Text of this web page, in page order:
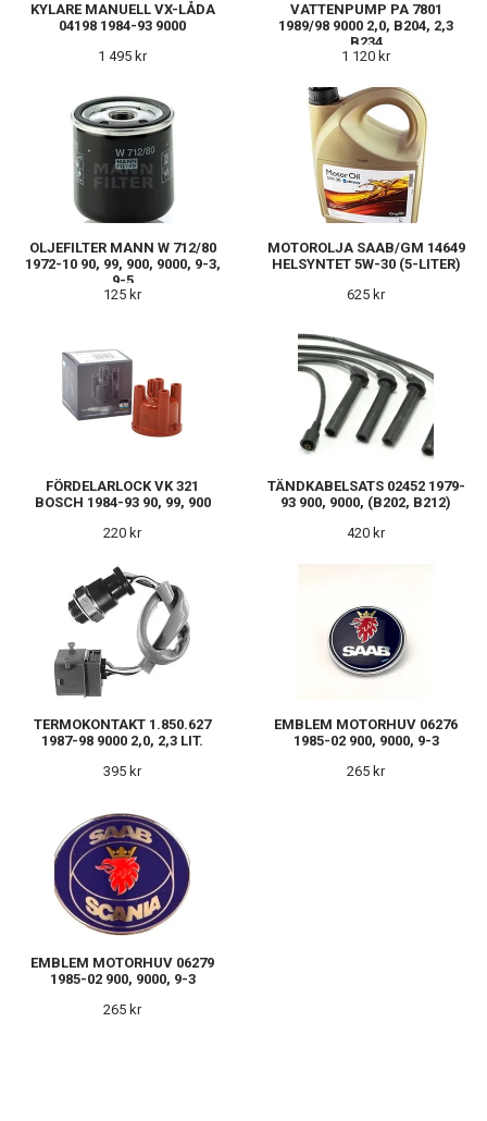
KYLARE MANUELL VX-LÅDA
04198 1984-93 9000
1 495 kr
VATTENPUMP PA 7801
1989/98 9000 2,0, B204, 2,3
B234
1 120 kr
OLJEFILTER MANN W 712/80
1972-10 90, 99, 900, 9000, 9-3,
9-5
125 kr
MOTOROLJA SAAB/GM 14649
HELSYNTET 5W-30 (5-LITER)
625 kr
FÖRDELARLOCK VK 321
BOSCH 1984-93 90, 99, 900
220 kr
TÄNDKABELSATS 02452 1979-
93 900, 9000, (B202, B212)
420 kr
TERMOKONTAKT 1.850.627
1987-98 9000 2,0, 2,3 LIT.
395 kr
EMBLEM MOTORHUV 06276
1985-02 900, 9000, 9-3
265 kr
EMBLEM MOTORHUV 06279
1985-02 900, 9000, 9-3
265 kr